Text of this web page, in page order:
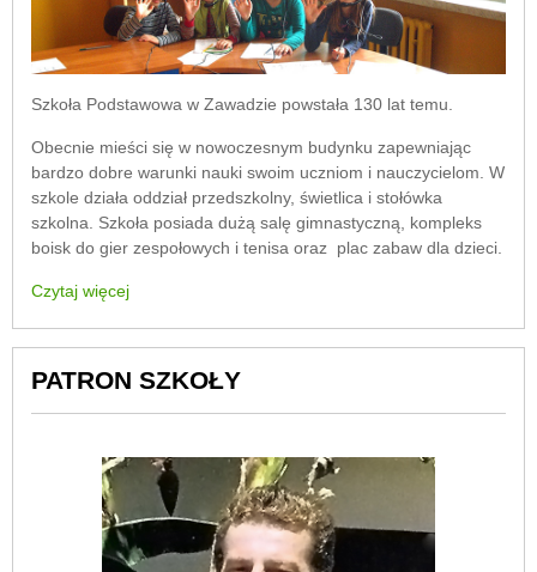
Szkoła Podstawowa w Zawadzie powstała 130 lat temu.
Obecnie mieści się w nowoczesnym budynku zapewniając
bardzo dobre warunki nauki swoim uczniom i nauczycielom. W
szkole działa oddział przedszkolny, świetlica i stołówka
szkolna. Szkoła posiada dużą salę gimnastyczną, kompleks
boisk do gier zespołowych i tenisa oraz plac zabaw dla dzieci.
Czytaj więcej
PATRON SZKOŁY